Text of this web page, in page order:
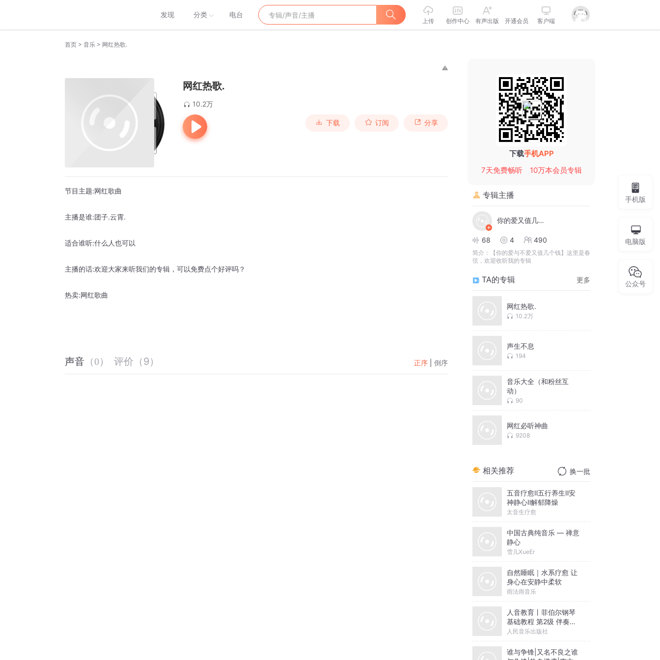
发现 分类 电台
上传 创作中心 有声出版 开通会员 客户端
首页 > 音乐 > 网红热歌.
网红热歌.
10.2万
下载 订阅 分享
节目主题:网红歌曲
主播是谁:团子.云霄.
适合谁听:什么人也可以
主播的话:欢迎大家来听我们的专辑，可以免费点个好评吗？
热卖:网红歌曲
声音 （0） 评价 （9） 正序 倒序
下载手机APP
7天免费畅听
10万本会员专辑
专辑主播
你的爱又值几个钱
68 4 490
简介：
【你的爱与不爱又值几个钱】这里是春
弦，欢迎收听我的专辑
TA的专辑 更多
网红热歌.
10.2万
声生不息
194
音乐大全（和粉丝互
动）
90
网红必听神曲
9208
相关推荐 换一批
五音疗愈Ⅱ五行养生Ⅱ安
神静心Ⅱ解郁降燥
太音生疗愈
中国古典纯音乐 — 禅意
静心
雪儿XueEr
自然睡眠｜水系疗愈 让
身心在安静中柔软
雨法雨音乐
人音教育丨菲伯尔钢琴
基础教程 第2级 伴奏音
乐
人民音乐出版社
谁与争锋|又名不良之谁
手机版
电脑版
公众号